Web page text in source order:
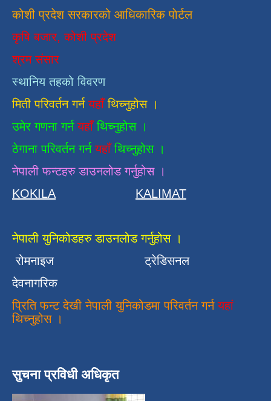
कोशी प्रदेश सरकारको आधिकारिकपाेर्टल
कृषि बजार, कोशी प्रदेश
श्रम संसार
स्थानिय तहको विवरण
मिती परिवर्तन गर्न यहाँ थिच्नुहोस ।
उमेर गणना गर्नयहाँथिच्नुहोस ।
ठेगाना परिवर्तन गर्नयहाँ थिच्नुहोस ।
नेपाली फन्टहरु डाउनलोड गर्नुहोस ।
KOKILA
KALIMAT
नेपाली युनिकोडहरु डाउनलोड गर्नुहोस ।
रोमनाइज
ट्रेडिसनल
देवनागरिक
प्रिति फन्ट देखी नेपाली युनिकोडमा परिवर्तन गर्न यहां
थिच्नुहोस ।
सुचना प्रविधी अधिकृत